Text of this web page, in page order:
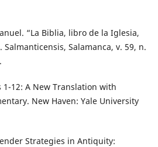
“La Biblia, libro de la Iglesia,
Salamanca, v. 59, n.
1-12: A New Translation with
New Haven: Yale University
Strategies in Antiquity: